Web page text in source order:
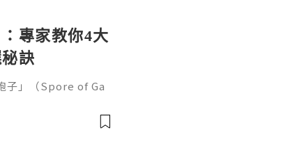
專家教你4大
訣
子」（Spore of Ga
勞及日常抗衰老的都